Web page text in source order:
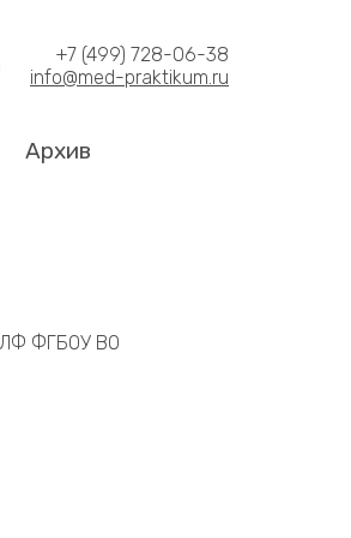
+7 (499) 728-06-38
info@med-praktikum.ru
Архив
ЛФ ФГБОУ ВО